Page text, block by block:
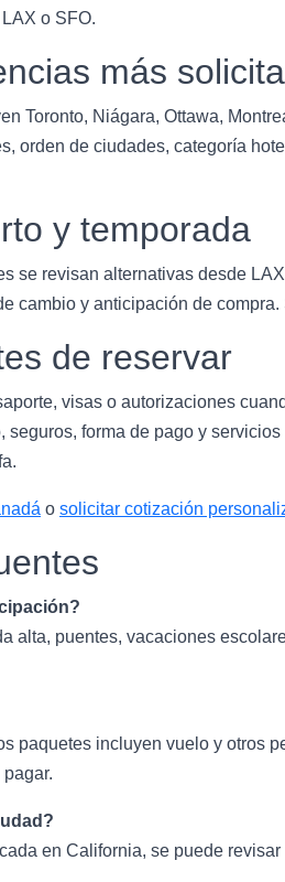
o SFO.
más
Toronto, Niágara, Ottawa,
orden de ciudades, categoría
y temporada
se revisan alternativas desde
cambio y anticipación de
de reservar
visas o autorizaciones
seguros, forma de pago y
o solicitar cotización
alta, puentes, vacaciones
paquetes incluyen vuelo y otros
en California, se puede